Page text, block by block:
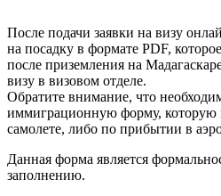
После подачи заявки на визу
на посадку в формате PDF, которое
после приземления на
визу в визовом отделе.
Обратите внимание, что
иммиграционную форму, которую
самолете, либо по прибытии в
Данная форма является
заполнению.